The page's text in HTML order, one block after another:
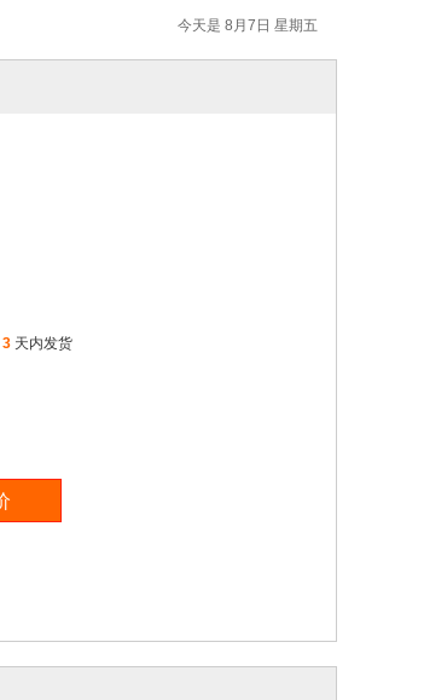
今天是 8月7日 星期五
3 天内发货